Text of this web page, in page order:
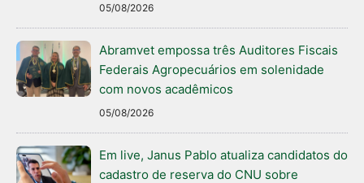
05/08/2026
Abramvet empossa três Auditores Fiscais
Federais Agropecuários em solenidade
com novos acadêmicos
05/08/2026
Em live, Janus Pablo atualiza candidatos do
cadastro de reserva do CNU sobre